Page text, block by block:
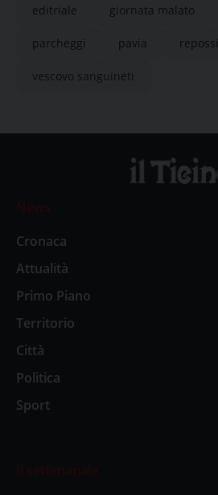
editriale giornata malato
parcheggi pavia repossi
vescovo sanguineti
News
Cronaca
Attualità
Primo Piano
Territorio
Città
Politica
Sport
Il settimanale